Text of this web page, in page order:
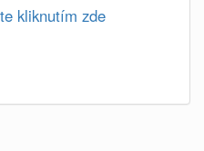
kliknutím zde